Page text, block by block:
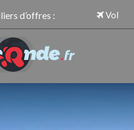
d’offres : Vol